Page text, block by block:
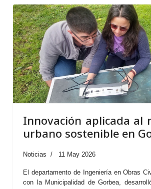
Innovación aplicada al
urbano sostenible en
Noticias 11 May 2026
El departamento de Ingeniería en Obras
con la Municipalidad de Gorbea,